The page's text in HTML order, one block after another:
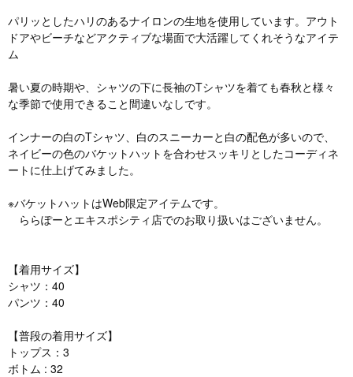
パリッとしたハリのあるナイロンの生地を使用しています。アウト
ドアやビーチなどアクティブな場面で大活躍してくれそうなアイテ
ム
暑い夏の時期や、シャツの下に長袖のTシャツを着ても春秋と様々
な季節で使用できること間違いなしです。
インナーの白のTシャツ、白のスニーカーと白の配色が多いので、
ネイビーの色のバケットハットを合わせスッキリとしたコーディネ
ートに仕上げてみました。
※バケットハットはWeb限定アイテムです。
ららぽーとエキスポシティ店でのお取り扱いはございません。
【着用サイズ】
シャツ：40
パンツ：40
【普段の着用サイズ】
トップス：3
ボトム : 32